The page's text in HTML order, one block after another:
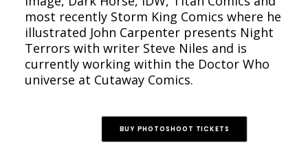
most recently Storm King Comics where he
illustrated John Carpenter presents Night
Terrors with writer Steve Niles and is
currently working within the Doctor Who
universe at Cutaway Comics.
BUY PHOTOSHOOT TICKETS